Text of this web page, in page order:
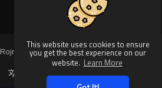
This website uses cookies to ensure
you get the best experience on our
website. Learn More
Video. All rights reserved.
Language